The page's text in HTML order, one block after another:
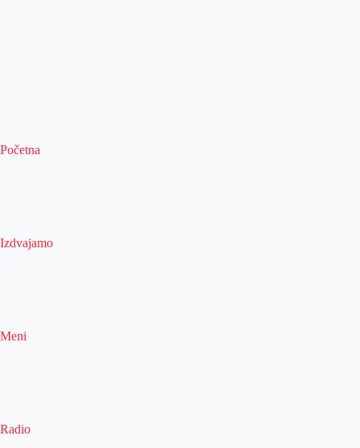
Početna
Izdvajamo
Meni
Radio